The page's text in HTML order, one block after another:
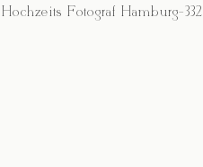
Hochzeits Fotograf Hamburg-332